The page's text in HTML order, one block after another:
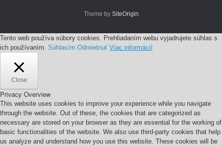
Theme by SiteOrigin
Tento web používa súbory cookies. Prehliadaním webu vyjadrujete súhlas s
ich používaním. Súhlasím Odmietnuť Viac informácií
Close
Privacy Overview
This website uses cookies to improve your experience while you navigate
through the website. Out of these, the cookies that are categorized as
necessary are stored on your browser as they are essential for the working of
basic functionalities of the website. We also use third-party cookies that help
us analyze and understand how you use this website. These cookies will be